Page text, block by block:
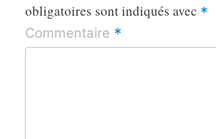
obligatoires sont indiqués avec *
Commentaire *